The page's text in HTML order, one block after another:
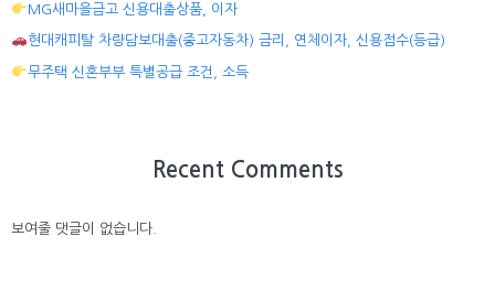
MG새마을금고 신용대출상품, 이자
현대캐피탈 차량담보대출(중고자동차) 금리, 연체이자, 신용점수(등급)
무주택 신혼부부 특별공급 조건, 소득
Recent Comments
보여줄 댓글이 없습니다.